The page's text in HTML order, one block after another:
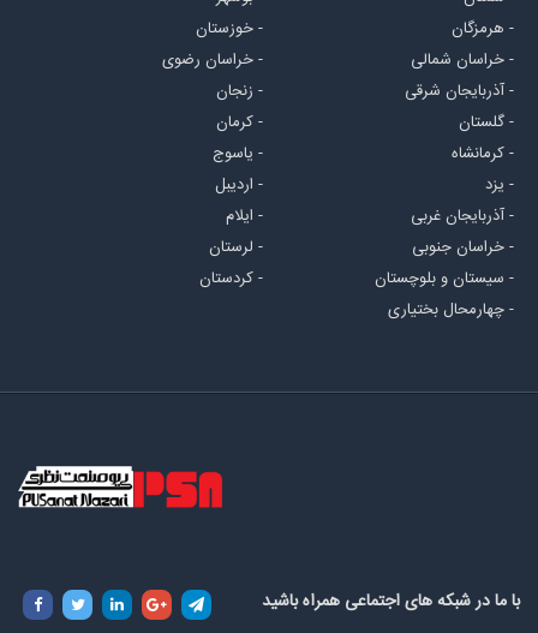
- هرمزگان
- خوزستان
- خراسان شمالی
- خراسان رضوی
- آذربایجان شرقی
- زنجان
- گلستان
- کرمان
- کرمانشاه
- یاسوج
- یزد
- اردیبل
- آذربایجان غربی
- ایلام
- خراسان جنوبی
- لرستان
- سیستان و بلوچستان
- کردستان
- چهارمحال بختیاری
با ما در شبکه های اجتماعی همراه باشید